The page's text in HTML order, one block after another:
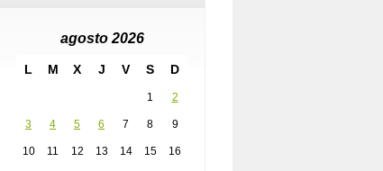
agosto 2026
L M X J V S D
1 2
3 4 5 6 7 8 9
10 11 12 13 14 15 16